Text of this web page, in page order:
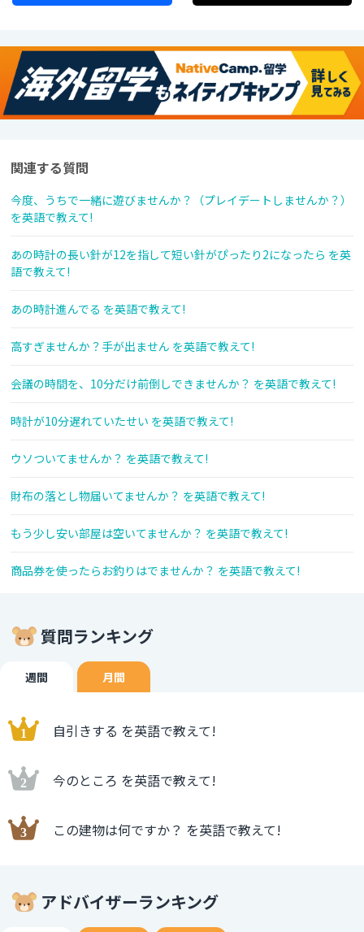
関連する質問
今度、うちで一緒に遊びませんか？（プレイデートしませんか？）
を英語で教えて!
あの時計の長い針が12を指して短い針がぴったり2になったら を英
語で教えて!
あの時計進んでる を英語で教えて!
高すぎませんか？手が出ません を英語で教えて!
会議の時間を、10分だけ前倒しできませんか？ を英語で教えて!
時計が10分遅れていたせい を英語で教えて!
ウソついてませんか？ を英語で教えて!
財布の落とし物届いてませんか？ を英語で教えて!
もう少し安い部屋は空いてませんか？ を英語で教えて!
商品券を使ったらお釣りはでませんか？ を英語で教えて!
質問ランキング
週間 月間
自引きする を英語で教えて!
今のところ を英語で教えて!
この建物は何ですか？ を英語で教えて!
アドバイザーランキング